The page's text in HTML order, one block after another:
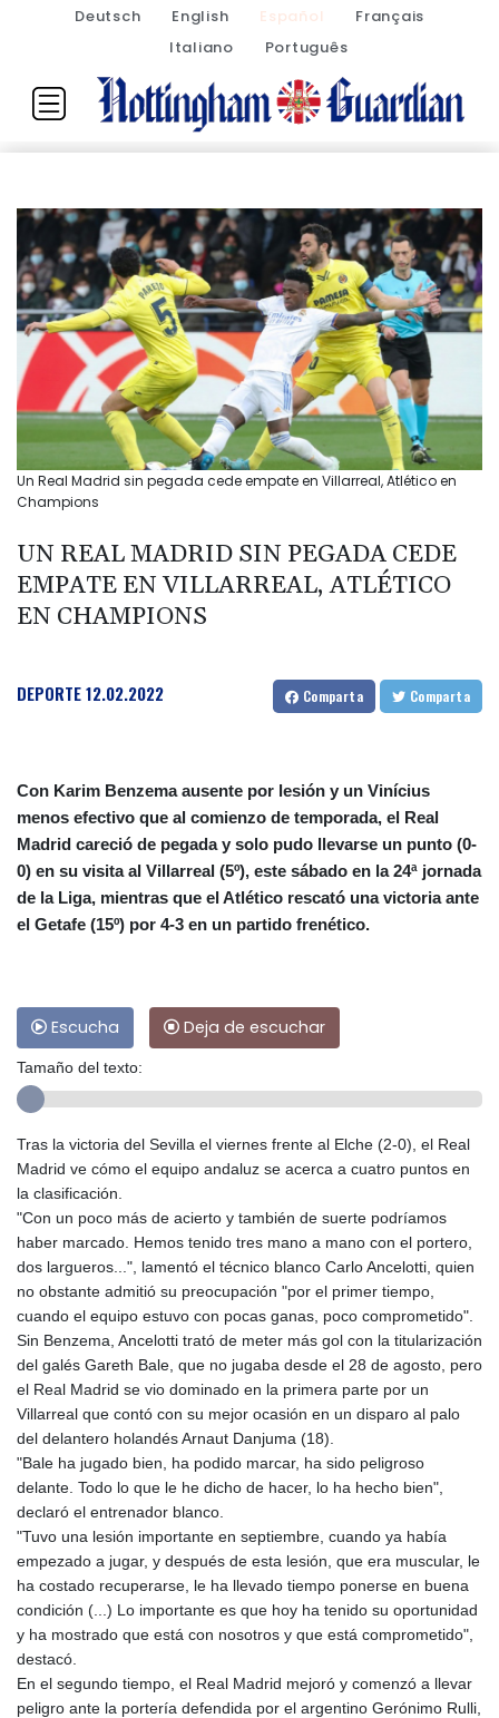
Deutsch English Español
Français
Italiano
Português
Un Real Madrid sin pegada cede empate en Villarreal, Atlético en
Champions
UN REAL MADRID SIN PEGADA CEDE
EMPATE EN VILLARREAL, ATLÉTICO
EN CHAMPIONS
DEPORTE12.02.2022 Comparta Comparta
Con Karim Benzema ausente por lesión y un Vinícius
menos efectivo que al comienzo de temporada, el Real
Madrid careció de pegada y solo pudo llevarse un punto (0-
0) en su visita al Villarreal (5º), este sábado en la 24ª jornada
de la Liga, mientras que el Atlético rescató una victoria ante
el Getafe (15º) por 4-3 en un partido frenético.
Escucha Deja de escuchar
Tamaño del texto:
Tras la victoria del Sevilla el viernes frente al Elche (2-0), el Real
Madrid ve cómo el equipo andaluz se acerca a cuatro puntos en
la clasificación.
"Con un poco más de acierto y también de suerte podríamos
haber marcado. Hemos tenido tres mano a mano con el portero,
dos largueros...", lamentó el técnico blanco Carlo Ancelotti, quien
no obstante admitió su preocupación "por el primer tiempo,
cuando el equipo estuvo con pocas ganas, poco comprometido".
Sin Benzema, Ancelotti trató de meter más gol con la titularización
del galés Gareth Bale, que no jugaba desde el 28 de agosto, pero
el Real Madrid se vio dominado en la primera parte por un
Villarreal que contó con su mejor ocasión en un disparo al palo
del delantero holandés Arnaut Danjuma (18).
"Bale ha jugado bien, ha podido marcar, ha sido peligroso
delante. Todo lo que le he dicho de hacer, lo ha hecho bien",
declaró el entrenador blanco.
"Tuvo una lesión importante en septiembre, cuando ya había
empezado a jugar, y después de esta lesión, que era muscular, le
ha costado recuperarse, le ha llevado tiempo ponerse en buena
condición (...) Lo importante es que hoy ha tenido su oportunidad
y ha mostrado que está con nosotros y que está comprometido",
destacó.
En el segundo tiempo, el Real Madrid mejoró y comenzó a llevar
peligro ante la portería defendida por el argentino Gerónimo Rulli,